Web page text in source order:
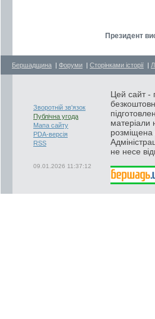
Президент
Бершадщина | Форуми | Сторінками історії |
Зворотній зв'язок
Публічна угода
Мапа сайту
PDA-версія
RSS
09.01.2026 11:37:12
Цей сайт -
матеріали
розміщена
не несе